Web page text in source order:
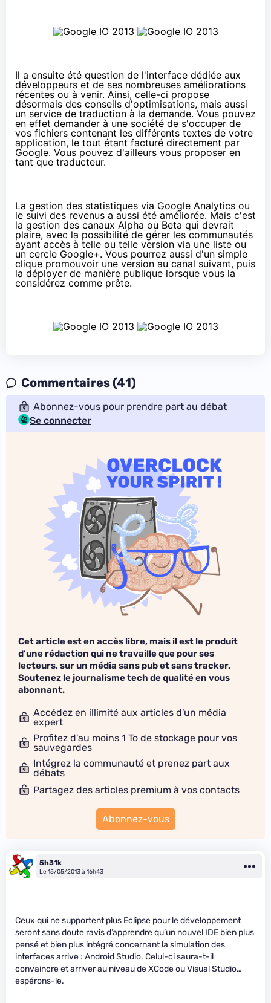
Il a ensuite été question de l'interface dédiée aux
développeurs et de ses nombreuses améliorations
récentes ou à venir. Ainsi, celle-ci propose
désormais des conseils d'optimisations, mais aussi
un service de traduction à la demande. Vous pouvez
en effet demander à une société de s'occuper de
vos fichiers contenant les différents textes de votre
application, le tout étant facturé directement par
Google. Vous pouvez d'ailleurs vous proposer en
tant que traducteur.
La gestion des statistiques via Google Analytics ou
le suivi des revenus a aussi été améliorée. Mais c'est
la gestion des canaux Alpha ou Beta qui devrait
plaire, avec la possibilité de gérer les communautés
ayant accès à telle ou telle version via une liste ou
un cercle Google+. Vous pourrez aussi d'un simple
clique promouvoir une version au canal suivant, puis
la déployer de manière publique lorsque vous la
considérez comme prête.
Commentaires (41)
Abonnez-vous pour prendre part au débat
Se connecter
Cet article est en accès libre, mais il est le produit
d'une rédaction qui ne travaille que pour ses
lecteurs, sur un média sans pub et sans tracker.
Soutenez le journalisme tech de qualité en vous
abonnant.
Accédez en illimité aux articles d'un média
expert
Profitez d'au moins 1 To de stockage pour vos
sauvegardes
Intégrez la communauté et prenez part aux
débats
Partagez des articles premium à vos contacts
Abonnez-vous
5h31k
Le 15/05/2013 à 16h43
Ceux qui ne supportent plus Eclipse pour le développement
seront sans doute ravis d’apprendre qu’un nouvel IDE bien plus
pensé et bien plus intégré concernant la simulation des
interfaces arrive : Android Studio. Celui-ci saura-t-il
convaincre et arriver au niveau de XCode ou Visual Studio…
espérons-le.